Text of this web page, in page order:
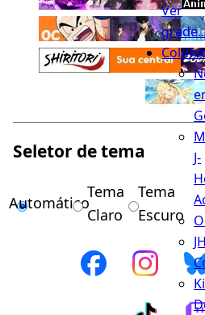
Ver
J-
JH
Seletor de tema
Automático
Tema
Claro
Tema
Escuro